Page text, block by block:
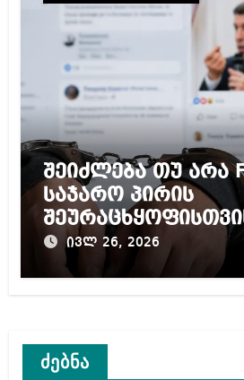
შეიძლება თუ არა
საჯარო პირის
ადამიანის
დაპატიმრება
ივლ 26, 2026
ძებნა